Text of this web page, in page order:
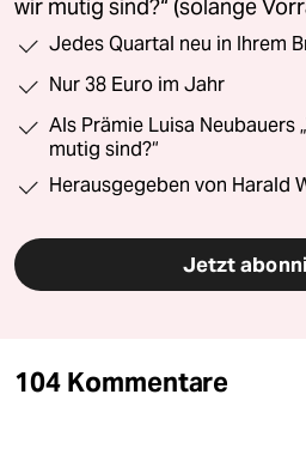
wir mutig sind?“ (solange
Jedes Quartal neu in Ihrem
Nur 38 Euro im Jahr
Als Prämie Luisa Neubauers
mutig sind?“
Herausgegeben von Harald
Jetzt
104 Kommentare